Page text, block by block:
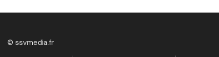
© ssvmedia.fr